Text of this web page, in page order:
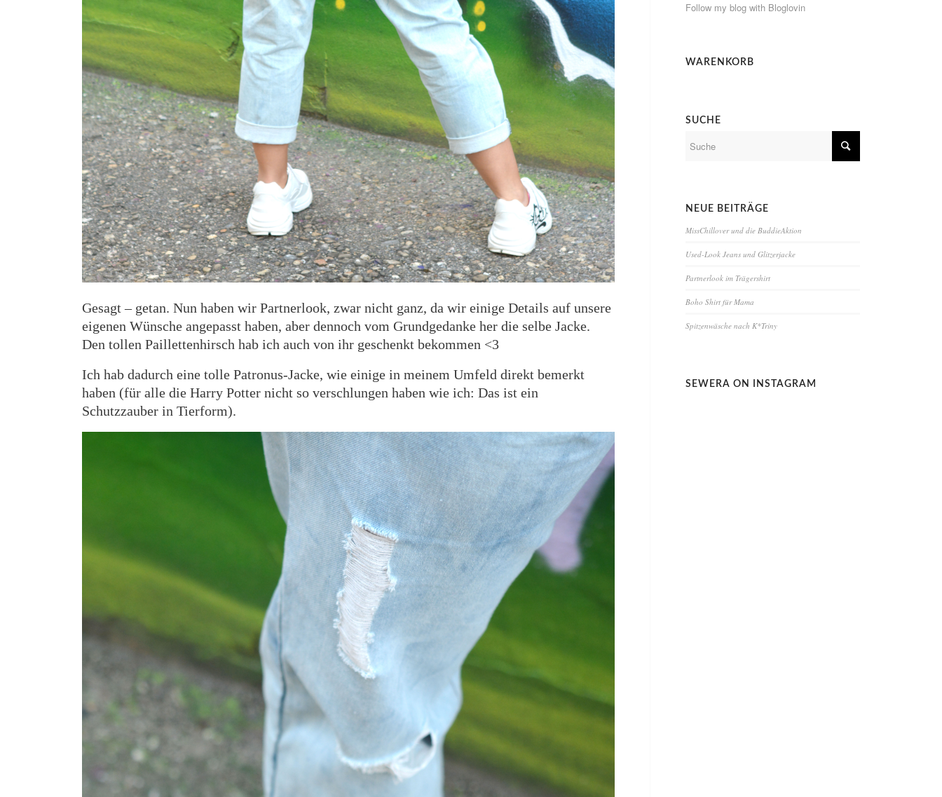
Gesagt – getan. Nun haben wir Partnerlook, zwar nicht ganz, da wir einige Details auf unsere
eigenen Wünsche angepasst haben, aber dennoch vom Grundgedanke her die selbe Jacke.
Den tollen Paillettenhirsch hab ich auch von ihr geschenkt bekommen <3
Ich hab dadurch eine tolle Patronus-Jacke, wie einige in meinem Umfeld direkt bemerkt
haben (für alle die Harry Potter nicht so verschlungen haben wie ich: Das ist ein
Schutzzauber in Tierform).
Follow my blog with Bloglovin
WARENKORB
SUCHE
NEUE BEITRÄGE
MissChillover und die BuddieAktion
Used-Look Jeans und Glitzerjacke
Partnerlook im Trägershirt
Boho Shirt für Mama
Spitzenwäsche nach K*Triny
SEWERA ON INSTAGRAM